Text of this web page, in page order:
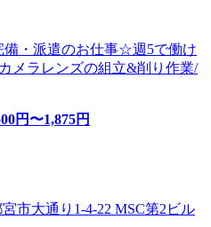
備・派遣のお仕事☆週5で働け
メラレンズの組立&削り作業/
円〜1,875円
市大通り1-4-22 MSC第2ビル